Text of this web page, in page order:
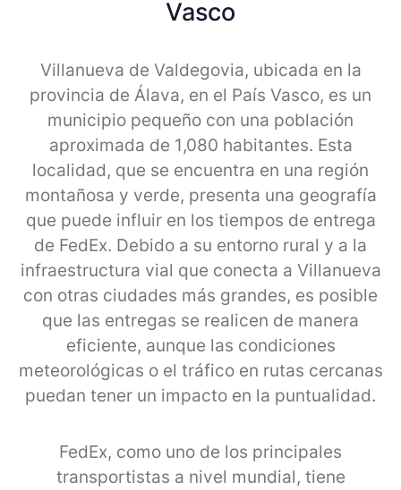
Vasco
Villanueva de Valdegovia, ubicada en la
provincia de Álava, en el País Vasco, es un
municipio pequeño con una población
aproximada de 1,080 habitantes. Esta
localidad, que se encuentra en una región
montañosa y verde, presenta una geografía
que puede influir en los tiempos de entrega
de FedEx. Debido a su entorno rural y a la
infraestructura vial que conecta a Villanueva
con otras ciudades más grandes, es posible
que las entregas se realicen de manera
eficiente, aunque las condiciones
meteorológicas o el tráfico en rutas cercanas
puedan tener un impacto en la puntualidad.
FedEx, como uno de los principales
transportistas a nivel mundial, tiene